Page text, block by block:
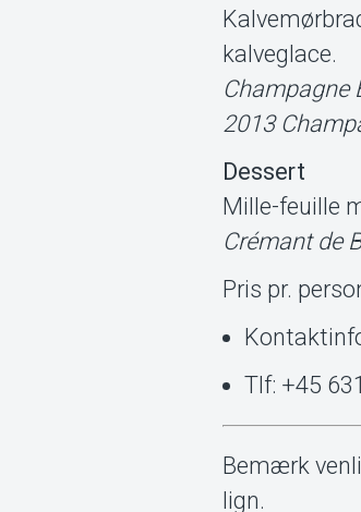
kalveglace.
Champagne
2013
Dessert
Mille-feuille
Crémant de
Pris pr.
Tlf: +45
Bemærk
lign.